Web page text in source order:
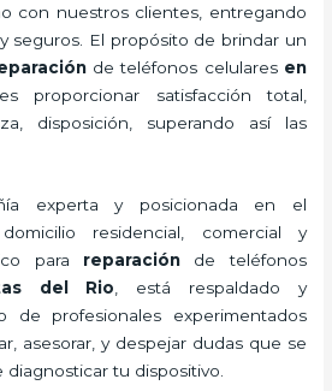
con nuestros clientes, entregando
seguros. El propósito de brindar un
de teléfonos celulares en
proporcionar satisfacción total,
disposición, superando así las
experta y posicionada en el
residencial, comercial y
para reparaciónde teléfonos
del Rio , está respaldado y
de profesionales experimentados
asesorar, y despejar dudas que se
tu dispositivo.